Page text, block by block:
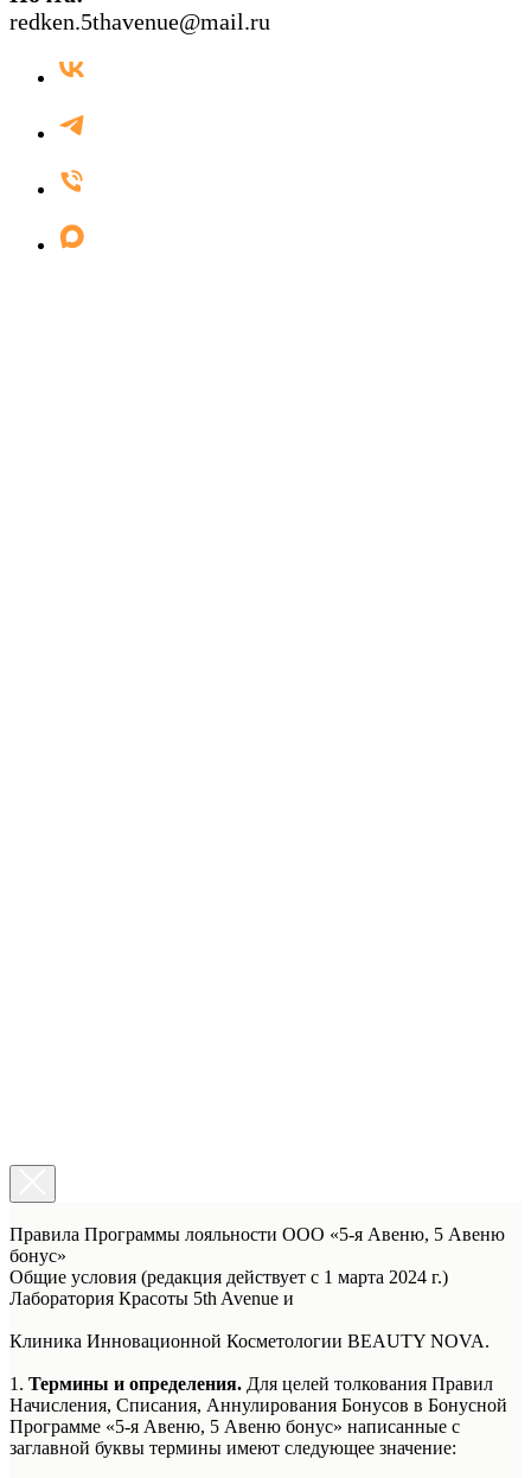
redken.5thavenue@mail.ru
Правила Программы лояльности ООО «5-я Авеню, 5 Авеню
бонус»
Общие условия (редакция действует с 1 марта 2024 г.)
Лаборатория Красоты 5th Avenue и
Клиника Инновационной Косметологии BEAUTY NOVA.
1. Термины и определения. Для целей толкования Правил
Начисления, Списания, Аннулирования Бонусов в Бонусной
Программе «5-я Авеню, 5 Авеню бонус» написанные с
заглавной буквы термины имеют следующее значение: